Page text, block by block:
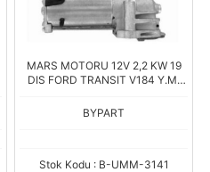
MARS MOTORU 12V 2,2 KW 19
DIS FORD TRANSIT V184 Y.M.
BYPART
Stok Kodu : B-UMM-3141